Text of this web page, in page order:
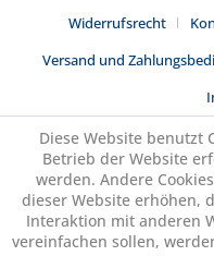
Widerrufsrecht
Versand und
Diese Website benutzt
Betrieb der Website
werden. Andere
dieser Website erhöhen,
Interaktion mit anderen
vereinfachen sollen,